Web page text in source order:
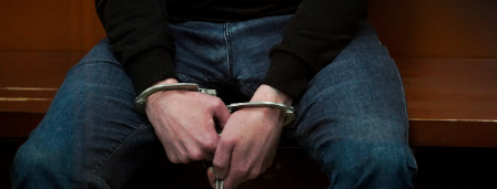
этиленгликолем. Через два дня Константин умер в
больнице.
вместе с друзьями и жестоко избил оппонента.
Пострадавший тогда не стал обращаться в
полицию, но подтвердил эту информацию на
допросе.